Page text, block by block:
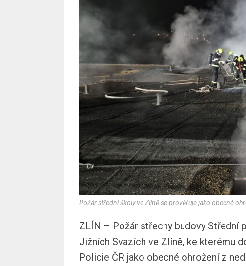
Požár střední školy ve Zlíně se prověřuje jako obecné
ZLÍN – Požár střechy budovy Střední
Jižních Svazích ve Zlíně, ke kterému
Policie ČR jako obecné ohrožení z